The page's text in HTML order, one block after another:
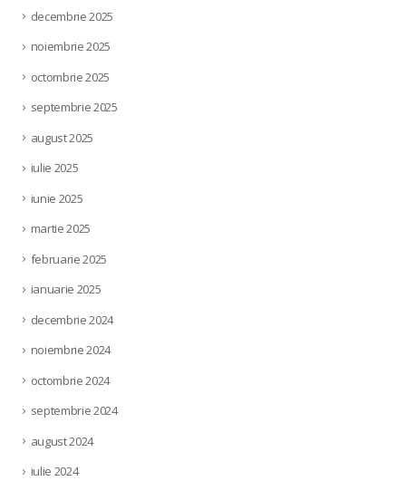
decembrie 2025
noiembrie 2025
octombrie 2025
septembrie 2025
august 2025
iulie 2025
iunie 2025
martie 2025
februarie 2025
ianuarie 2025
decembrie 2024
noiembrie 2024
octombrie 2024
septembrie 2024
august 2024
iulie 2024